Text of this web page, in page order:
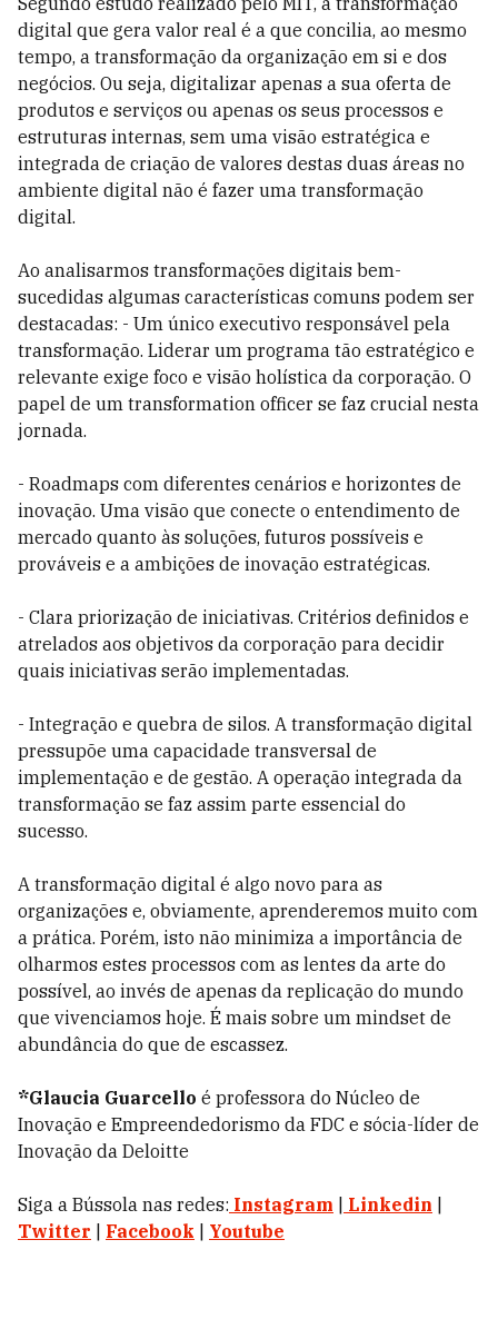
digital que gera valor real é a que concilia, ao mesmo
tempo, a transformação da organização em si e dos
negócios. Ou seja, digitalizar apenas a sua oferta de
produtos e serviços ou apenas os seus processos e
estruturas internas, sem uma visão estratégica e
integrada de criação de valores destas duas áreas no
ambiente digital não é fazer uma transformação
digital.
Ao analisarmos transformações digitais bem-
sucedidas algumas características comuns podem ser
destacadas: - Um único executivo responsável pela
transformação. Liderar um programa tão estratégico e
relevante exige foco e visão holística da corporação. O
papel de um transformation officer se faz crucial nesta
jornada.
- Roadmaps com diferentes cenários e horizontes de
inovação. Uma visão que conecte o entendimento de
mercado quanto às soluções, futuros possíveis e
prováveis e a ambições de inovação estratégicas.
- Clara priorização de iniciativas. Critérios definidos e
atrelados aos objetivos da corporação para decidir
quais iniciativas serão implementadas.
- Integração e quebra de silos. A transformação digital
pressupõe uma capacidade transversal de
implementação e de gestão. A operação integrada da
transformação se faz assim parte essencial do
sucesso.
A transformação digital é algo novo para as
organizações e, obviamente, aprenderemos muito com
a prática. Porém, isto não minimiza a importância de
olharmos estes processos com as lentes da arte do
possível, ao invés de apenas da replicação do mundo
que vivenciamos hoje. É mais sobre um mindset de
abundância do que de escassez.
*Glaucia Guarcello é professora do Núcleo de
Inovação e Empreendedorismo da FDC e sócia-líder de
Inovação da Deloitte
Siga a Bússola nas redes: Instagram Linkedin
Twitter
Facebook Youtube